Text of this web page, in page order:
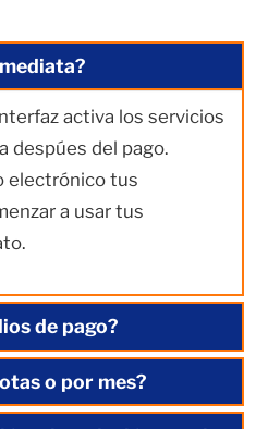
activa los servicios
despúes del pago.
electrónico tus
a usar tus
de pago?
o por mes?